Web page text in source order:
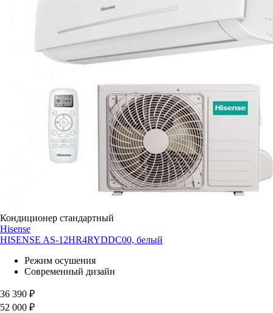
Кондиционер стандартный
Hisense
HISENSE AS-12HR4RYDDC00, белый
Режим осушения
Современный дизайн
36 390 ₽
52 000 ₽